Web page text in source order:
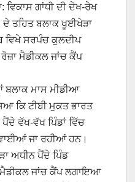
ਗਾਂਧੀ ਦੀ ਦੇਖ-ਰੇਖ
ਦੇ ਤਹਿਤ ਬਲਾਕ ਖੂਈਖੇੜਾ
ਵਿਖੇ ਸਰਪੰਚ ਕੁਲਦੀਪ
ਮੈਡੀਕਲ ਜਾਂਚ ਕੈਂਪ
ਬਲਾਕ ਮਾਸ ਮੀਡੀਆ
ਕਿ ਟੀਬੀ ਮੁਕਤ ਭਾਰਤ
ਵੱਖ-ਵੱਖ ਪਿੰਡਾਂ ਵਿੱਚ
ਜਾ ਰਹੀਆਂ ਹਨ।
ਅਧੀਨ ਪੈਂਦੇ ਪਿੰਡ
ਮੈਡੀਕਲ ਜਾਂਚ ਕੈਂਪ ਲਗਾਇਆ